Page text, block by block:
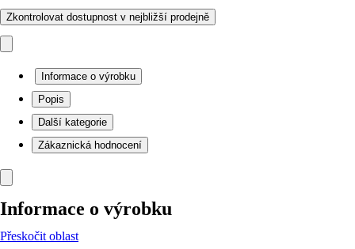
Zkontrolovat dostupnost v nejbližší prodejně
Informace o výrobku
Popis
Další kategorie
Zákaznická hodnocení
Informace o výrobku
Přeskočit oblast